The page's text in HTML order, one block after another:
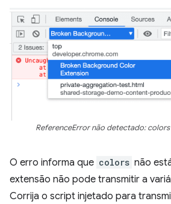
ReferenceError não detectado:
O erro informa que colors não
extensão não pode transmitir a
Corrija o script injetado para